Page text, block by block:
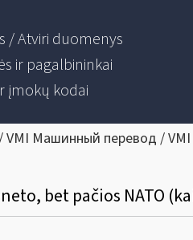
/ Atviri duomenys
ir pagalbininkai
įmokų kodai
VMI Машинный перевод /